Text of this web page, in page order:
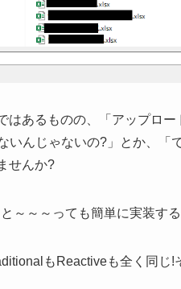
はあるものの、「アップロ
いんじゃないの?」とか、「
せんか?
～～～っても簡単に実装す
もReactiveも全く同じ